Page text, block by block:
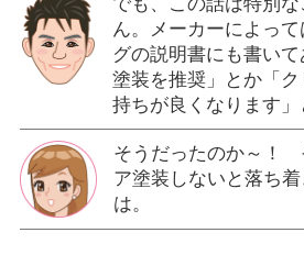
ん。メーカーによっ
グの説明書にも書い
塗装を推奨」とか「
持ちが良くなります」
そうだったのか～！
ア塗装しないと落ち
は。